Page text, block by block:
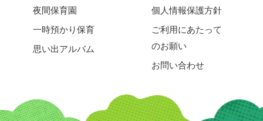
夜間保育園
一時預かり保育
思い出アルバム
個人情報保護方針
ご利用にあたって
のお願い
お問い合わせ